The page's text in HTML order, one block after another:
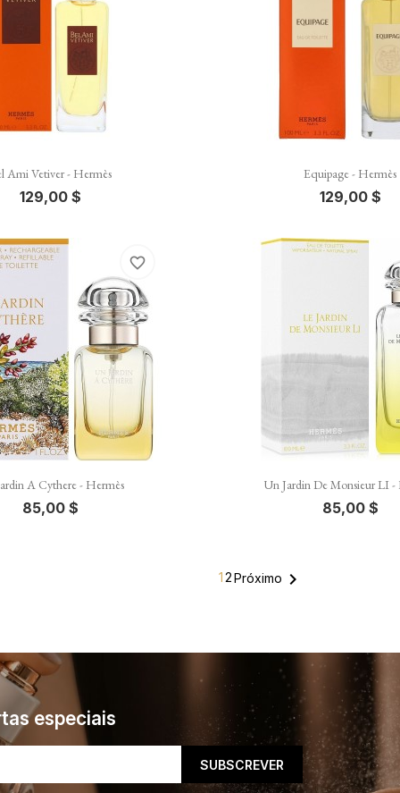
 Vista rápida
Ami Vetiver - Hermès
129,00 $
 Vista rápida
Equipage - Hermès
129,00 $
Vista rápida
A Cythere - Hermès
85,00 $
favorite_border
Vista rápida
Un Jardin De Monsieur LI -
85,00 $
12Próximo 
especiais